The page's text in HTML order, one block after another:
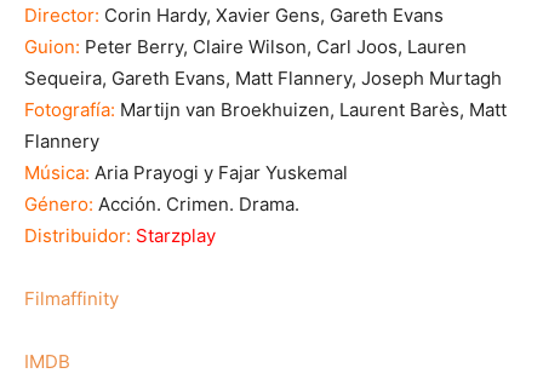
Director: Corin Hardy, Xavier Gens, Gareth Evans
Guion: Peter Berry, Claire Wilson, Carl Joos, Lauren
Sequeira, Gareth Evans, Matt Flannery, Joseph Murtagh
Fotografía: Martijn van Broekhuizen, Laurent Barès, Matt
Flannery
Música: Aria Prayogi y Fajar Yuskemal
Género: Acción. Crimen. Drama.
Distribuidor: Starzplay
Filmaffinity
IMDB